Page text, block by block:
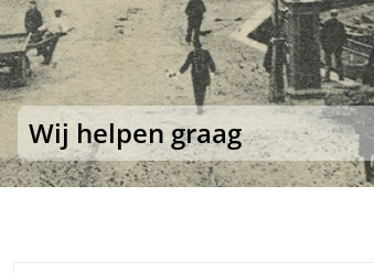
Wij helpen graag